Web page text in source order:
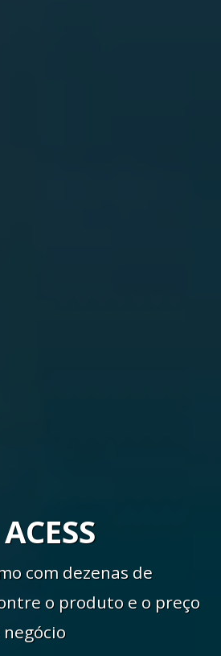
com dezenas de
o produto e o preço